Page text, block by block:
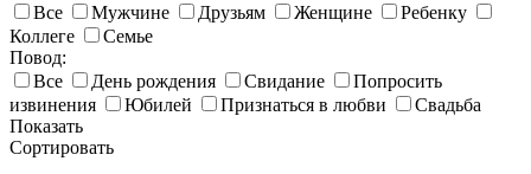
Все
Мужчине Друзьям Женщине
Ребенку
Коллеге
Семье
Повод:
Все
День рождения Свидание
Попросить
извинения
Юбилей Признаться в любви
Свадьба
Показать
Сортировать